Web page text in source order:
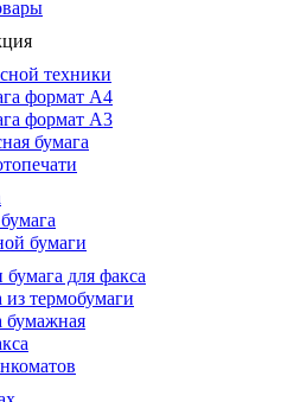
техники
формат А4
формат А3
бумага
бумаги
бумага для факса
из термобумаги
бумажная